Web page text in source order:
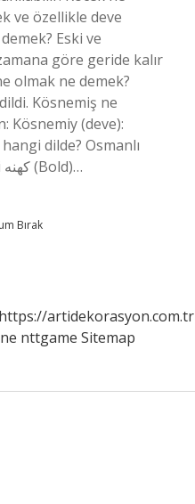
ve özellikle deve
Eski ve
göre geride kalır
olmak ne demek?
Kösnemiş ne
Kösnemiy (deve):
dilde? Osmanlı
Türk, کهنه (Kuhne) kelimesi كهنه (Bold)…
Bırak
https://artidekorasyon.com.tr
nttgame Sitemap